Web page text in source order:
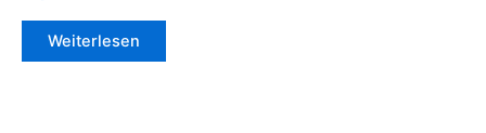
Weiterlesen